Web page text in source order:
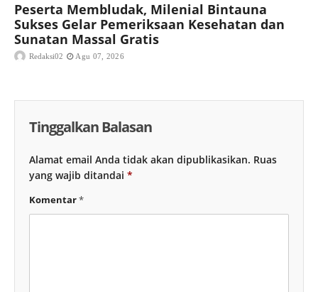
Peserta Membludak, Milenial Bintauna
Sukses Gelar Pemeriksaan Kesehatan dan
Sunatan Massal Gratis
Redaksi02 Agu 07, 2026
Tinggalkan Balasan
Alamat email Anda tidak akan dipublikasikan. Ruas
yang wajib ditandai *
Komentar*